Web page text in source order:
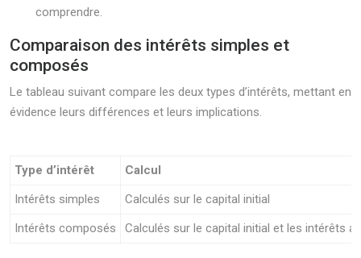
comprendre.
Comparaison des intérêts simples et
composés
Le tableau suivant compare les deux types d’intérêts, mettant en
évidence leurs différences et leurs implications.
Type d’intérêt
Calcul
Intérêts simples
Calculés sur le capital initial
Intérêts composés
Calculés sur le capital initial et les intérêts